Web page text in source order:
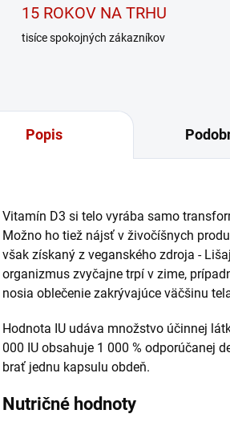
15 ROKOV NA TRHU
tisíce spokojných zákazníkov
Popis
Vitamín D3 si telo vyrába samo
Možno ho tiež nájsť v živočíšnych
však získaný z veganského zdroja -
organizmus zvyčajne trpí v zime,
nosia oblečenie zakrývajúce väčšinu
Hodnota IU udáva množstvo účinnej
000 IU obsahuje 1 000 % odporúčanej
brať jednu kapsulu obdeň.
Nutričné hodnoty